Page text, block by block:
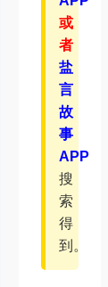
或
者
盐
言
故
事
APP
搜
索
得
到。